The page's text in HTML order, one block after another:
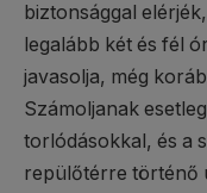
biztonsággal
legalább két és fél
javasolja, még
Számoljanak
torlódásokkal, és a
repülőtérre történő